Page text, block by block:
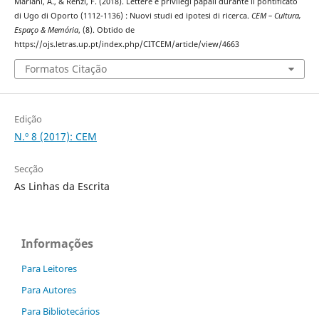
di Ugo di Oporto (1112-1136) : Nuovi studi ed ipotesi di ricerca. CEM – Cultura,
Espaço & Memória, (8). Obtido de
https://ojs.letras.up.pt/index.php/CITCEM/article/view/4663
Formatos Citação
Edição
N.º 8 (2017): CEM
Secção
As Linhas da Escrita
Informações
Para Leitores
Para Autores
Para Bibliotecários